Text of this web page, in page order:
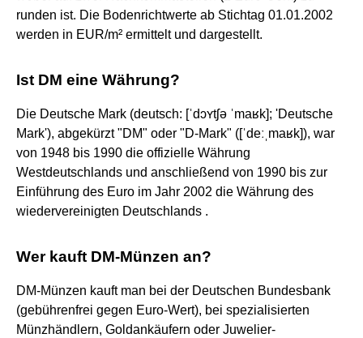
runden ist. Die Bodenrichtwerte ab Stichtag 01.01.2002
werden in EUR/m² ermittelt und dargestellt.
Ist DM eine Währung?
Die Deutsche Mark (deutsch: [ˈdɔʏtʃə ˈmaʁk]; 'Deutsche
Mark'), abgekürzt "DM" oder "D-Mark" ([ˈdeːˌmaʁk]), war
von 1948 bis 1990 die offizielle Währung
Westdeutschlands und anschließend von 1990 bis zur
Einführung des Euro im Jahr 2002 die Währung des
wiedervereinigten Deutschlands .
Wer kauft DM-Münzen an?
DM-Münzen kauft man bei der Deutschen Bundesbank
(gebührenfrei gegen Euro-Wert), bei spezialisierten
Münzhändlern, Goldankäufern oder Juwelier-